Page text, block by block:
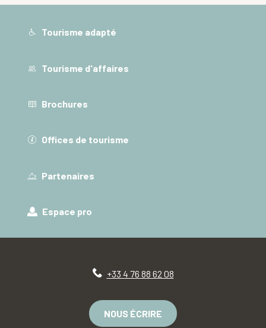
Tourisme adapté
Tourisme d'affaires
Brochures
Offices de tourisme
Partenaires
Espace pro
+33 4 76 88 62 08
NOUS ÉCRIRE